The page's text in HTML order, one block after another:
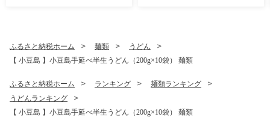
ふるさと納税ホーム 麺類
うどん
【 小豆島 】小豆島手延べ半生うどん（200g×10袋） 麺類
ふるさと納税ホーム ランキング
麺類ランキング
うどんランキング
【 小豆島 】小豆島手延べ半生うどん（200g×10袋） 麺類